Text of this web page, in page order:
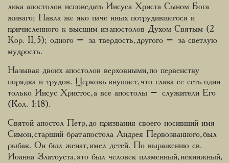
лика апостолов исповедать Иисуса Христа Сыном Бога
живаго; Павла же яко паче иных потрудившегося и
причисленного к высшим из апостолов Духом Святым (2
Кор. II, 5); одного – за твердость, другого – за светлую
мудрость.
Называя двоих апостолов верховными, по первенству
порядка и трудов. Церковь внушает, что глава ее есть один
только Иисус Христос, а все апостолы – служители Его
(Кол. 1:18).
Святой апостол Петр, до призвания своего носивший имя
Симон, старший брат апостола Андрея Первозванного, был
рыбак. Он был женат, имел детей. По выражению св.
Иоанна Златоуста, это был человек пламенный, некнижный,